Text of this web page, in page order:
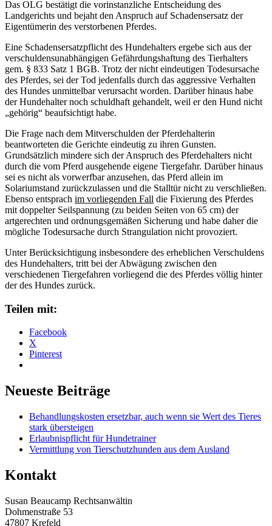
Das OLG bestätigt die vorinstanzliche Entscheidung des
Landgerichts und bejaht den Anspruch auf Schadensersatz der
Eigentümerin des verstorbenen Pferdes.
Eine Schadensersatzpflicht des Hundehalters ergebe sich aus der
verschuldensunabhängigen Gefährdungshaftung des Tierhalters
gem. § 833 Satz 1 BGB. Trotz der nicht eindeutigen Todesursache
des Pferdes, sei der Tod jedenfalls durch das aggressive Verhalten
des Hundes unmittelbar verursacht worden. Darüber hinaus habe
der Hundehalter noch schuldhaft gehandelt, weil er den Hund nicht
„gehörig“ beaufsichtigt habe.
Die Frage nach dem Mitverschulden der Pferdehalterin
beantworteten die Gerichte eindeutig zu ihren Gunsten.
Grundsätzlich mindere sich der Anspruch des Pferdehalters nicht
durch die vom Pferd ausgehende eigene Tiergefahr. Darüber hinaus
sei es nicht als vorwerfbar anzusehen, das Pferd allein im
Solariumstand zurückzulassen und die Stalltür nicht zu verschließen.
Ebenso entsprach im vorliegenden Fall die Fixierung des Pferdes
mit doppelter Seilspannung (zu beiden Seiten von 65 cm) der
artgerechten und ordnungsgemäßen Sicherung und habe daher die
mögliche Todesursache durch Strangulation nicht provoziert.
Unter Berücksichtigung insbesondere des erheblichen Verschuldens
des Hundehalters, tritt bei der Abwägung zwischen den
verschiedenen Tiergefahren vorliegend die des Pferdes völlig hinter
der des Hundes zurück.
Teilen mit:
Facebook
X
Pinterest
Neueste Beiträge
Behandlungskosten ersetzbar, auch wenn sie Wert des Tieres
stark übersteigen
Erlaubnispflicht für Hundetrainer
Vermittlung von Tierschutzhunden aus dem Ausland
Kontakt
Susan Beaucamp Rechtsanwältin
Dohmenstraße 53
47807 Krefeld